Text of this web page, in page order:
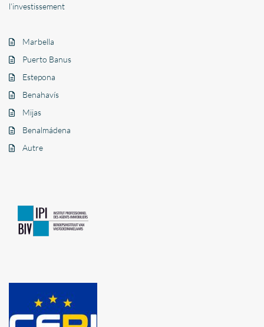
l’investissement
Marbella
Puerto Banus
Estepona
Benahavís
Mijas
Benalmádena
Autre